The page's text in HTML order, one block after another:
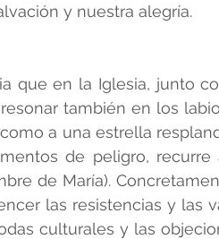
y nuestra alegría.
que en la Iglesia, junto
también en los
a una estrella
de peligro,
de María).
las resistencias y las
culturales y las